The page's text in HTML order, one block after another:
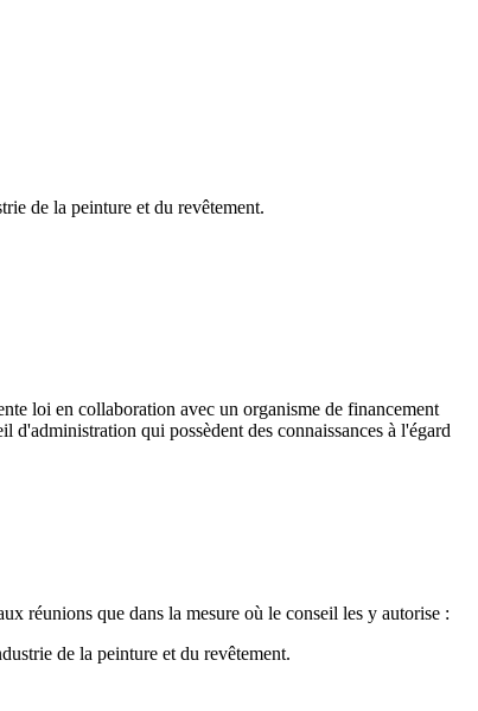
de la peinture et du revêtement.
loi en collaboration avec un organisme de financement
qui possèdent des connaissances à l'égard
réunions que dans la mesure où le conseil les y autorise :
de la peinture et du revêtement.